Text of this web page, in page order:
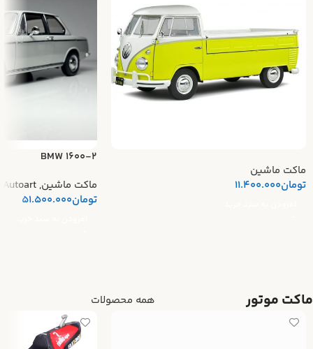
ماکت ماشین
تومان11.400.000
BMW 1600-2
ماکت ماشین,
Autoart
تومان51.500.000
ماکت موتور همه محصولات